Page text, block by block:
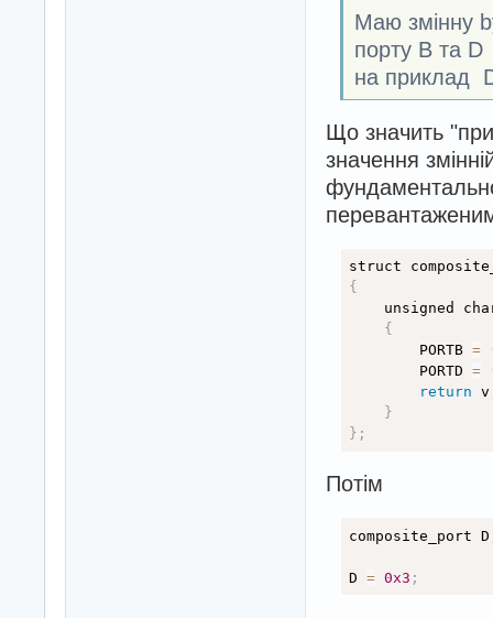
Маю змінну
порту В та D
на приклад
Що значить
значення
{
unsigned
{
        PORTB
=
        PORTD
=
return v
}
} ;
Потім
composite_port D
D = 0x3 ;